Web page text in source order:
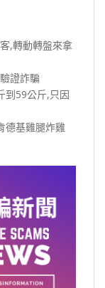
,轉動轉盤來拿
證詐騙
到59公斤,只因
德基雞腿炸雞